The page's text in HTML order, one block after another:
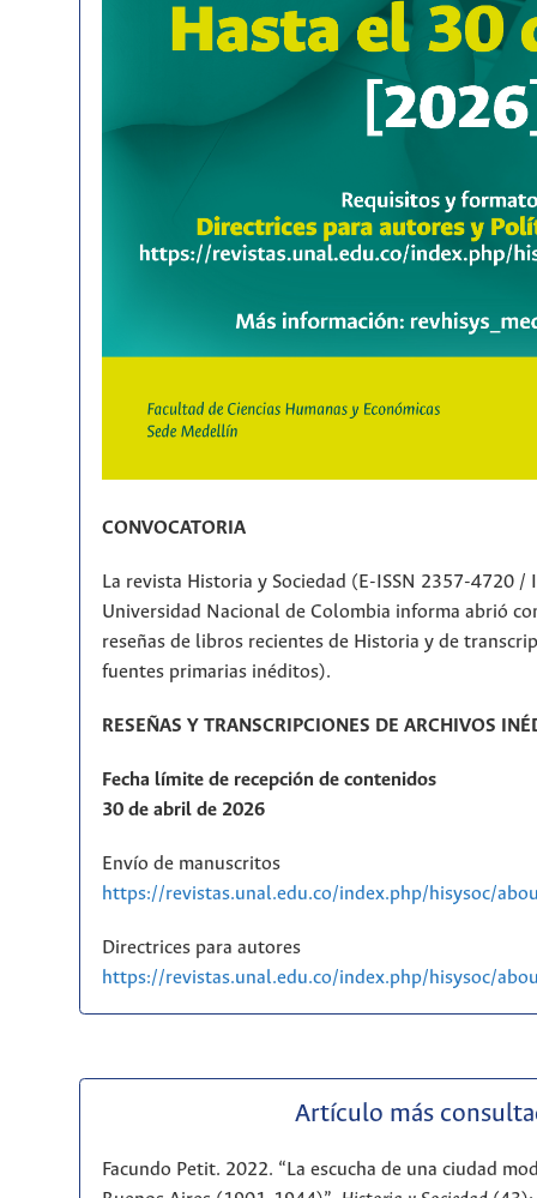
CONVOCATORIA
La revista Historia y Sociedad (E-ISSN 2357-4720 /
Universidad Nacional de Colombia informa abrió
reseñas de libros recientes de Historia y de
fuentes primarias inéditos).
RESEÑAS Y TRANSCRIPCIONES DE ARCHIVOS
Fecha límite de recepción de contenidos
30 de abril de 2026
Envío de manuscritos
https://revistas.unal.edu.co/index.php/hisysoc/
Directrices para autores
https://revistas.unal.edu.co/index.php/hisysoc/
Artículo más
Facundo Petit. 2022. “La escucha de una ciudad